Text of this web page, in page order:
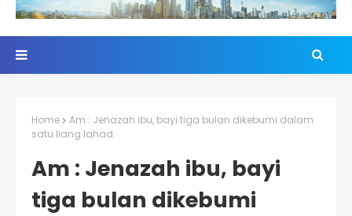
Home
Am : Jenazah ibu, bayi tiga bulan dikebumi dalam
satu liang lahad
Am : Jenazah ibu, bayi
tiga bulan dikebumi